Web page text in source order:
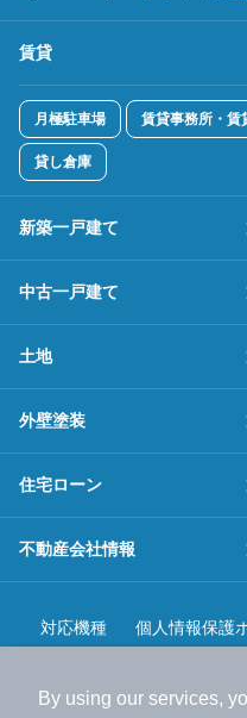
By using our services,
より使
賃貸
月極駐車場 賃貸事務所・賃
貸し倉庫
新築一戸建て
中古一戸建て
土地
外壁塗装
住宅ローン
不動産会社情報
対応機種 個人情報保護